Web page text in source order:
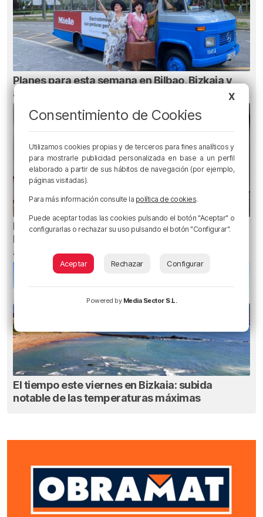
Planes para esta semana en Bilbao, Bizkaia y
alrededores: del 4 al 10 de agosto
Planes para este fin de semana en Bilbao,
Bizkaia y alrededores: del 30 de julio al 2 de
agosto
El tiempo este viernes en Bizkaia: subida
notable de las temperaturas máximas
X
Consentimiento de Cookies
Utilizamos cookies propias y de terceros para fines analíticos y
para mostrarle publicidad personalizada en base a un perfil
elaborado a partir de sus hábitos de navegación (por ejemplo,
páginas visitadas).
Para más información consulte la política de cookies.
Puede aceptar todas las cookies pulsando el botón "Aceptar" o
configurarlas o rechazar su uso pulsando el botón "Configurar".
Aceptar Rechazar Configurar
Powered by Media Sector S.L.